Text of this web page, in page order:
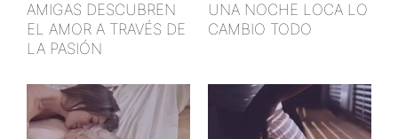
AMIGAS DESCUBREN
EL AMOR A TRAVÉS DE
LA PASIÓN
UNA NOCHE LOCA LO
CAMBIO TODO